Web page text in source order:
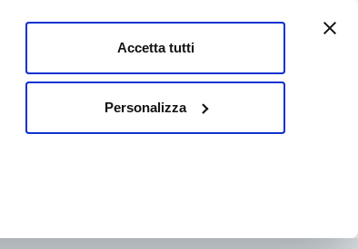
Accetta tutti
Personalizza